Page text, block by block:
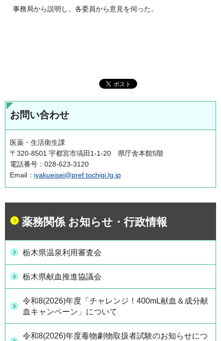
事務局から説明し、各委員から意見を伺った。
お問い合わせ
医薬・生活衛生課
〒320-8501 宇都宮市塙田1-1-20 県庁舎本館5階
電話番号：028-623-3120
Email： iyakueisei@pref.tochigi.lg.jp
薬務関係 お知らせ・行政情報
栃木県温泉利用審査会
栃木県献血推進協議会
令和8(2026)年度「チャレンジ！400mL献血＆成分献
血キャンペーン」について
令和8(2026)年度毒物劇物取扱者試験のお知らせにつ